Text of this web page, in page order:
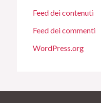
Feed dei contenuti
Feed dei commenti
WordPress.org